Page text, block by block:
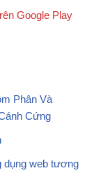
Google Play
Phân Và
Cứng
dụng web tương